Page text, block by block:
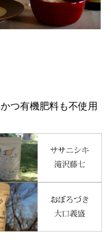
つ有機肥料も不使用